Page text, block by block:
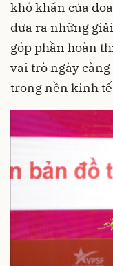
khó khăn của
đưa ra những
góp phần hoàn
vai trò ngày
trong nền kinh